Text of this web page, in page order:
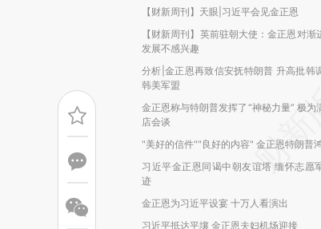
【财新周刊】天眼|习近平会见金正恩
【财新周刊】英前驻朝大使：金正恩对渐
发展不感兴趣
分析|金正恩再致信安抚特朗普 升高批韩
韩美军盟
金正恩称与特朗普发挥了“神秘力量” 极为
店会谈
"美好的信件""良好的内容" 金正恩特朗普
习近平金正恩同谒中朝友谊塔 缅怀志愿
迹
金正恩为习近平设宴 十万人看演出
习近平抵达平壤 金正恩夫妇机场迎接